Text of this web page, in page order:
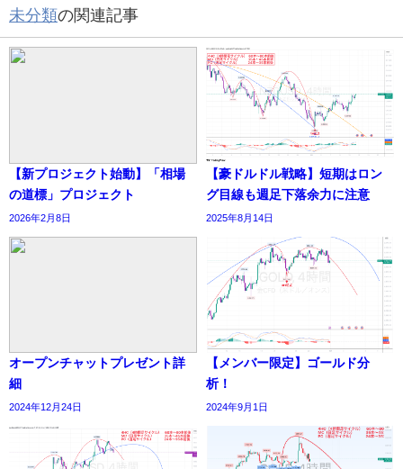
未分類の関連記事
【新プロジェクト始動】「相場
の道標」プロジェクト
2026年2月8日
【豪ドルドル戦略】短期はロン
グ目線も週足下落余力に注意
2025年8月14日
オープンチャットプレゼント詳
細
2024年12月24日
【メンバー限定】ゴールド分
析！
2024年9月1日